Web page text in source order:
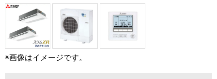
※画像はイメージです。